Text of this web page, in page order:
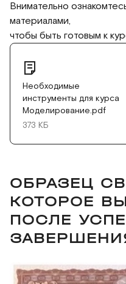
Внимательно
материалами,
чтобы быть готовым к
Необходимые
инструменты для курса
Моделирование.pdf
373 КБ
ОБРАЗЕЦ
КОТОРОЕ
ПОСЛЕ